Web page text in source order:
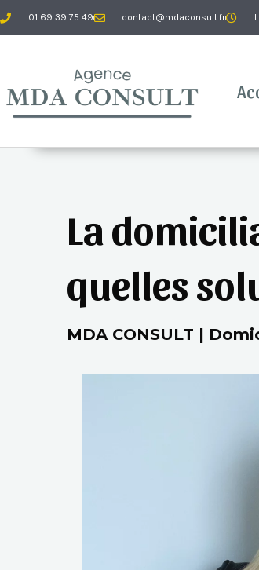
Aller
au
01 69 39 75 49 contact@mdaconsult.fr
La
quelles
MDA CONSULT |